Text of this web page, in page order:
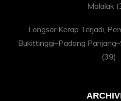
Malalak
Longsor Kerap Terjadi,
Bukittinggi–Padang
(39)